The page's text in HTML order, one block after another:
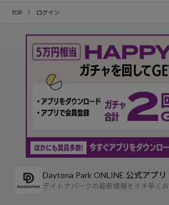
TOP ログイン
Daytona Park ONLINE 公式アプリ
デイトナパークの最新情報をイチ早くお